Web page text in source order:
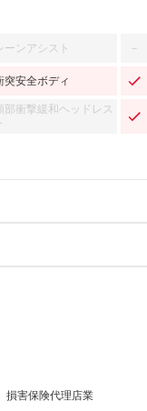
ーンアシスト －
突安全ボディ
部衝撃緩和ヘッドレス
ト
ータブルナビ
損害保険代理店業